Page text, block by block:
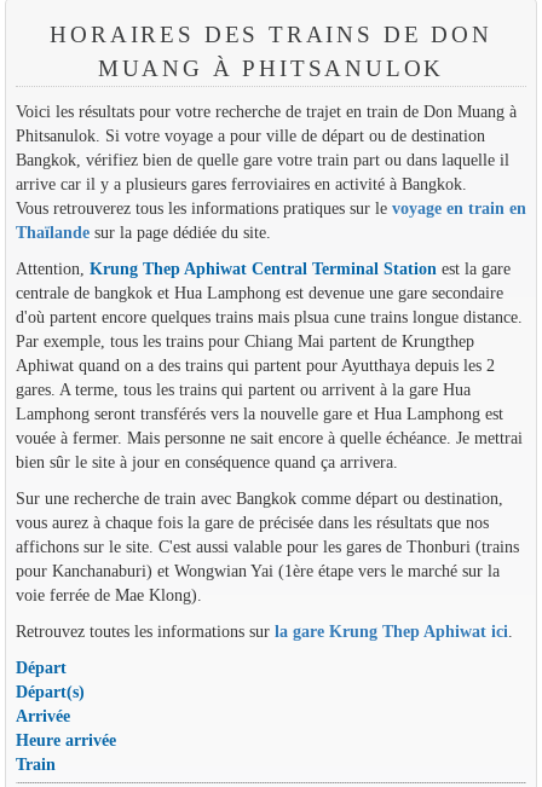
HORAIRES DES TRAINS DE DON
MUANG À PHITSANULOK
Voici les résultats pour votre recherche de trajet en train de Don Muang à
Phitsanulok. Si votre voyage a pour ville de départ ou de destination
Bangkok, vérifiez bien de quelle gare votre train part ou dans laquelle il
arrive car il y a plusieurs gares ferroviaires en activité à Bangkok.
Vous retrouverez tous les informations pratiques sur le voyage en train en
Thaïlandesur la page dédiée du site.
Attention, Krung Thep Aphiwat Central Terminal Stationest la gare
centrale de bangkok et Hua Lamphong est devenue une gare secondaire
d'où partent encore quelques trains mais plsua cune trains longue distance.
Par exemple, tous les trains pour Chiang Mai partent de Krungthep
Aphiwat quand on a des trains qui partent pour Ayutthaya depuis les 2
gares. A terme, tous les trains qui partent ou arrivent à la gare Hua
Lamphong seront transférés vers la nouvelle gare et Hua Lamphong est
vouée à fermer. Mais personne ne sait encore à quelle échéance. Je mettrai
bien sûr le site à jour en conséquence quand ça arrivera.
Sur une recherche de train avec Bangkok comme départ ou destination,
vous aurez à chaque fois la gare de précisée dans les résultats que nos
affichons sur le site. C'est aussi valable pour les gares de Thonburi (trains
pour Kanchanaburi) et Wongwian Yai (1ère étape vers le marché sur la
voie ferrée de Mae Klong).
Retrouvez toutes les informations sur la gare Krung Thep Aphiwat ici.
Départ
Départ(s)
Arrivée
Heure arrivée
Train